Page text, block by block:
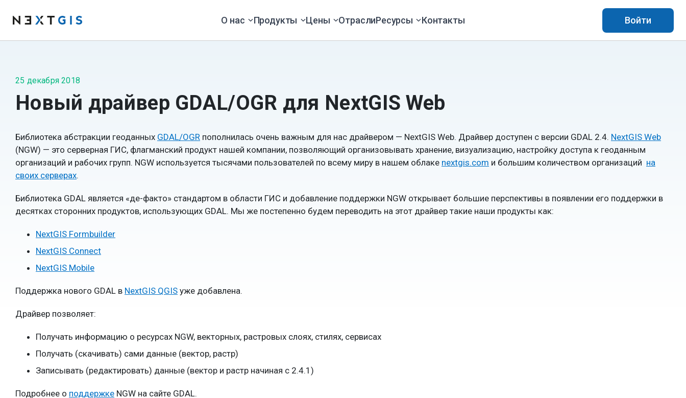
О нас Продукты Цены ОтраслиРесурсы Контакты Войти
25 декабря 2018
Новый драйвер GDAL/OGR для NextGIS Web
Библиотека абстракции геоданных GDAL/OGR пополнилась очень важным для нас драйвером — NextGIS Web. Драйвер доступен с версии GDAL 2.4. NextGIS Web
(NGW) — это серверная ГИС, флагманский продукт нашей компании, позволяющий организовывать хранение, визуализацию, настройку доступа к геоданным
организаций и рабочих групп. NGW используется тысячами пользователей по всему миру в нашем облаке nextgis.com и большим количеством организаций на
своих серверах.
Библиотека GDAL является «де-факто» стандартом в области ГИС и добавление поддержки NGW открывает большие перспективы в появлении его поддержки в
десятках сторонних продуктов, использующих GDAL. Мы же постепенно будем переводить на этот драйвер такие наши продукты как:
NextGIS Formbuilder
NextGIS Connect
NextGIS Mobile
Поддержка нового GDAL в NextGIS QGIS уже добавлена.
Драйвер позволяет:
Получать информацию о ресурсах NGW, векторных, растровых слоях, стилях, сервисах
Получать (скачивать) сами данные (вектор, растр)
Записывать (редактировать) данные (вектор и растр начиная с 2.4.1)
Подробнее о поддержке NGW на сайте GDAL.